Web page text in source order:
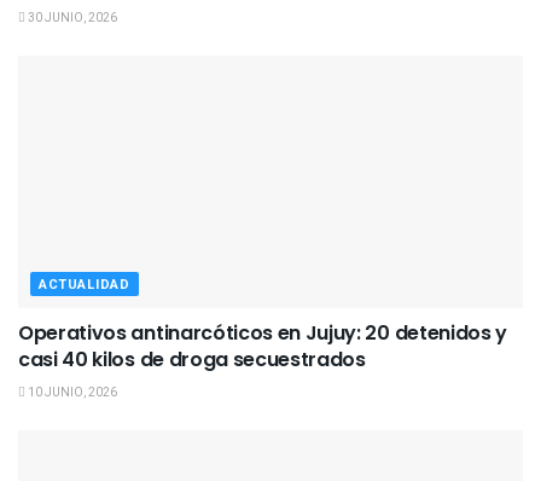
30 JUNIO, 2026
ACTUALIDAD
Operativos antinarcóticos en Jujuy: 20 detenidos y
casi 40 kilos de droga secuestrados
10 JUNIO, 2026